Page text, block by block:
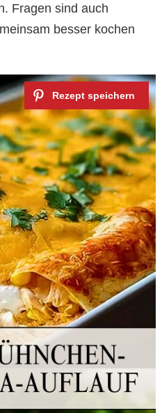
Fragen sind auch
besser kochen